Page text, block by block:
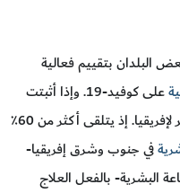
البلدان بتقييم فعالية
على كوفيد-19. وإذا أثبتت
إذ يتلقى أكثر من 60٪
في جنوب وشرق إفريقيا-
البشرية- بالفعل العلاج